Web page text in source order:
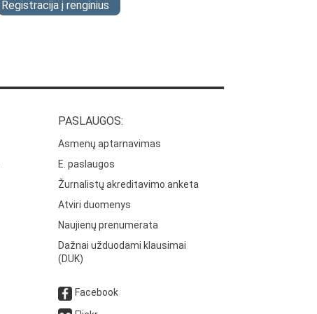
Registracija į renginius
PASLAUGOS:
Asmenų aptarnavimas
E. paslaugos
Žurnalistų akreditavimo anketa
Atviri duomenys
Naujienų prenumerata
Dažnai užduodami klausimai
(DUK)
Facebook